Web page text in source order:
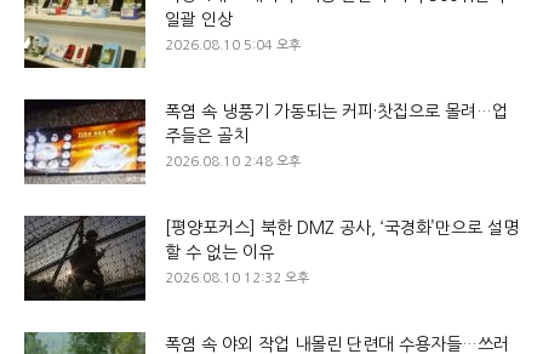
일괄 인상
2026.08.10 5:04 오후
폭염 속 냉풍기 가동되는 커피·찻집으로 몰려…업
주들은 골치
2026.08.10 2:48 오후
[평양포커스] 북한 DMZ 공사, ‘국경화’만으로 설명
할 수 없는 이유
2026.08.10 12:32 오후
폭염 속 야외 작업 내몰린 단련대 수용자들…쓰러